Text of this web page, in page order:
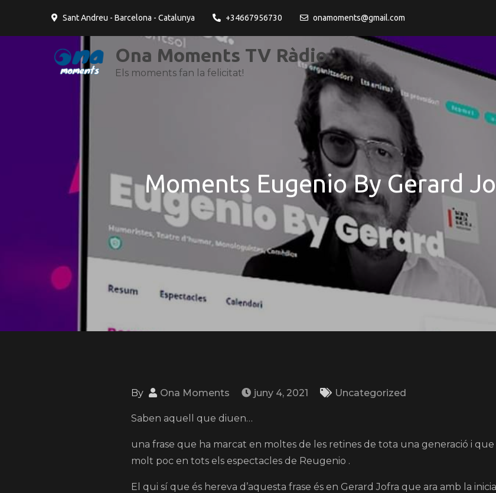
Sant Andreu - Barcelona - Catalunya +34667956730 onamoments@gmail.com
Ona Moments TV Ràdio
Els moments fan la felicitat!
Moments Eugenio By Gerard
By Ona Moments juny 4, 2021 Uncategorized
Saben aquell que diuen…
una frase que ha marcat en moltes de les retines de tota una generació i
molt poc en tots els espectacles de Reugenio .
El qui sí que és hereva d’aquesta frase és en Gerard Jofra que ara amb la